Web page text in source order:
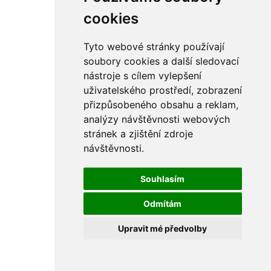
cookies
Tyto webové stránky používají
soubory cookies a další sledovací
nástroje s cílem vylepšení
uživatelského prostředí, zobrazení
přizpůsobeného obsahu a reklam,
analýzy návštěvnosti webových
stránek a zjištění zdroje
návštěvnosti.
Souhlasím
Odmítám
Upravit mé předvolby